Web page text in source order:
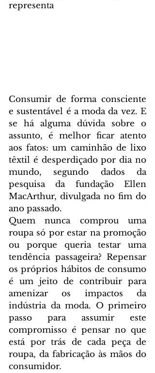
representa
Consumir de forma consciente
e sustentável é a moda da vez. E
se há alguma dúvida sobre o
assunto, é melhor ficar atento
aos fatos: um caminhão de lixo
têxtil é desperdiçado por dia no
mundo, segundo dados da
pesquisa da fundação Ellen
MacArthur, divulgada no fim do
ano passado.
Quem nunca comprou uma
roupa só por estar na promoção
ou porque queria testar uma
tendência passageira? Repensar
os próprios hábitos de consumo
é um jeito de contribuir para
amenizar os impactos da
indústria da moda. O primeiro
passo para assumir este
compromisso é pensar no que
está por trás de cada peça de
roupa, da fabricação às mãos do
consumidor.